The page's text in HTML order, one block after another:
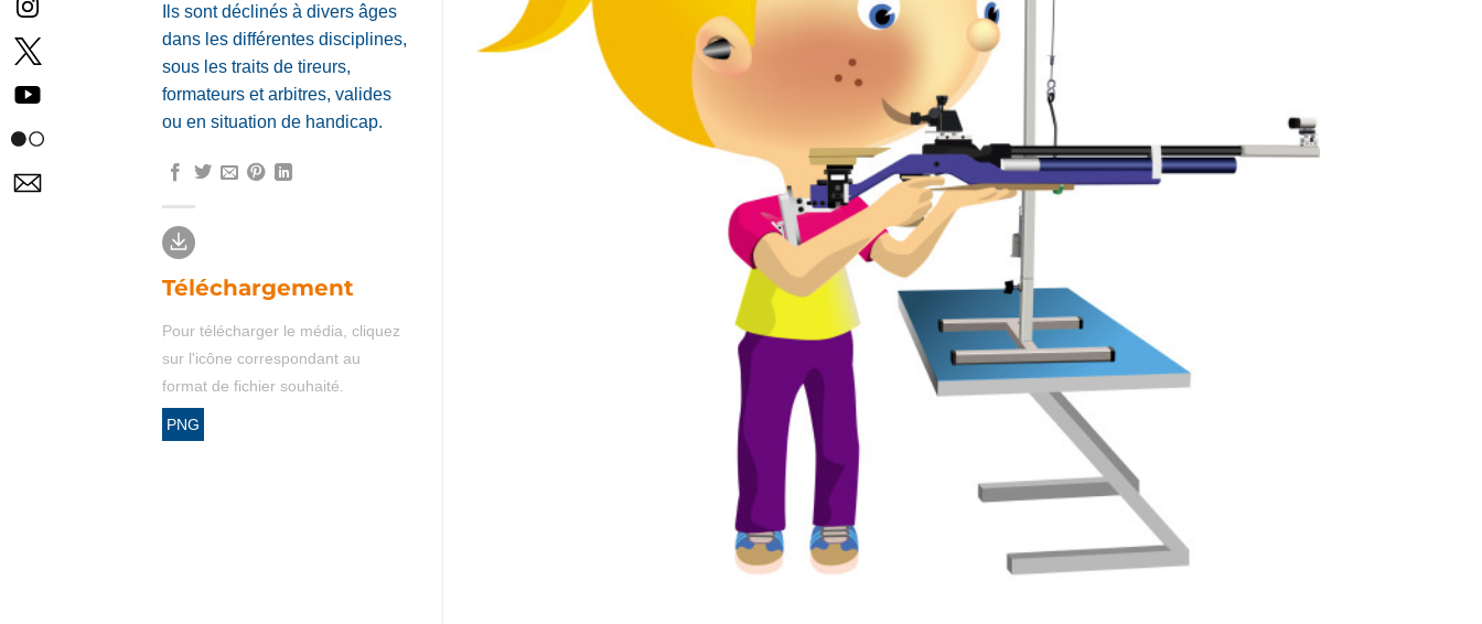
Ils sont déclinés à divers âges
dans les différentes disciplines,
sous les traits de tireurs,
formateurs et arbitres, valides
ou en situation de handicap.
Téléchargement
Pour télécharger le média, cliquez
sur l'icône correspondant au
format de fichier souhaité.
PNG